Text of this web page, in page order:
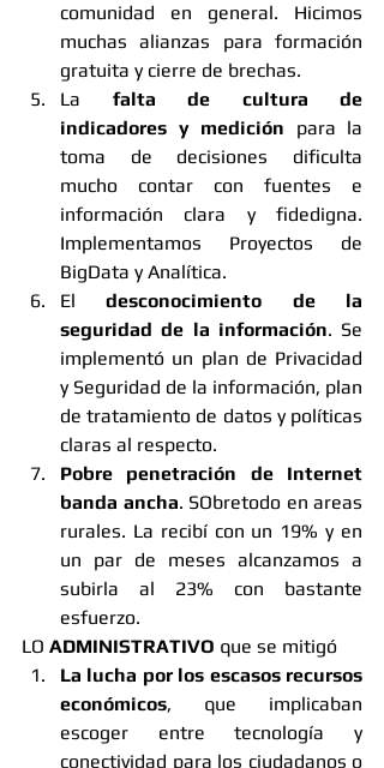
comunidad en general. Hicimos
muchas alianzas para formación
gratuita y cierre de brechas.
La falta de cultura de
indicadores y medición para la
toma de decisiones dificulta
mucho contar con fuentes e
información clara y fidedigna.
Implementamos Proyectos de
BigData y Analítica.
El desconocimiento de la
seguridad de la información. Se
implementó un plan de Privacidad
y Seguridad de la información, plan
de tratamiento de datos y políticas
claras al respecto.
Pobre penetración de Internet
banda ancha. SObretodo en areas
rurales. La recibí con un 19% y en
un par de meses alcanzamos a
subirla al 23% con bastante
esfuerzo.
LO ADMINISTRATIVO que se mitigó
La lucha por los escasos recursos
económicos, que implicaban
escoger entre tecnología y
conectividad para los ciudadanos o